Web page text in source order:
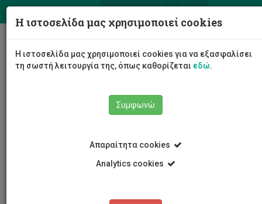
Η ιστοσελίδα μας χρησιμοποιεί cookies
Η ιστοσελίδα μας χρησιμοποιεί cookies για να εξασφαλίσει
τη σωστή λειτουργία της, όπως καθορίζεται εδώ.
Συμφωνώ
Απαραίτητα cookies
Analytics cookies